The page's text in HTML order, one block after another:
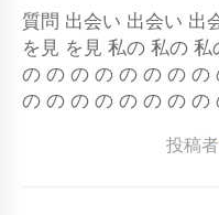
質問 出会い 出会い 出
を見 を見 私の 私の
の の の の の の の
の の の の の の の の
投稿者